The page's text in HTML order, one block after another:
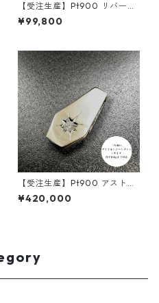
【受注生産】Pt900 リバーシ
ブルペンダント｜ステラコア
｜30g喜平まで対応 4WAY｜c
¥99,800
【受注生産】Pt900 アストラ
エッジペンダント ｜Lサイズ｜
100-150ｇ喜平まで対応 ｜cu
¥420,000